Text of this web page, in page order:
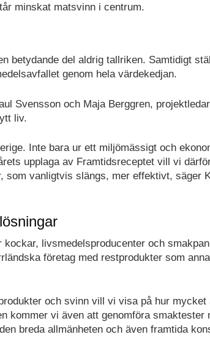
minskat matsvinn i centrum.
betydande del aldrig tallriken. Samtidigt
genom hela värdekedjan.
Svensson och Maja Berggren,
liv.
Inte bara ur ett miljömässigt och
upplaga av Framtidsreceptet vill vi
som vanligtvis slängs, mer effektivt, säger
livsmedelsproducenter och
företag med restprodukter som
och svinn vill vi visa på hur mycket
kommer vi även att genomföra smaktester
breda allmänheten och även framtida